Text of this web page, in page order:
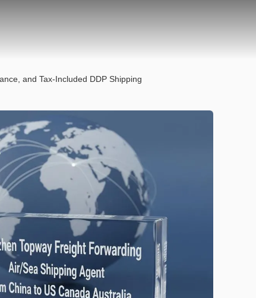
and Tax-Included DDP Shipping